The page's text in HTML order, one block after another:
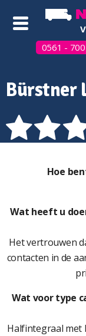
0561 -
Bürstner
Hoe
Wat heeft u
Het vertrouwen
contacten in de
Wat voor type
Halfintegraal met